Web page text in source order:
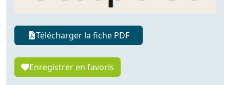
Télécharger la fiche PDF
Enregistrer en favoris